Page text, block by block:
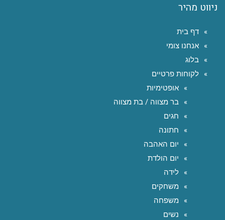
ניווט מהיר
דף בית
אנחנו צומי
בלוג
לקוחות פרטיים
אופטימיות
בר מצווה / בת מצווה
חגים
חתונה
יום האהבה
יום הולדת
לידה
משחקים
משפחה
נשים